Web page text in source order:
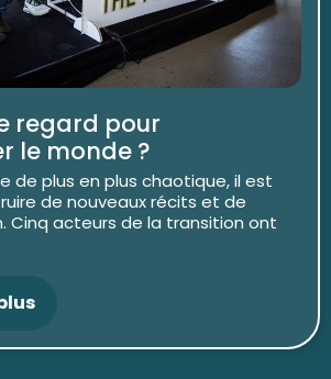
regard pour
le monde ?
de plus en plus chaotique, il est
de nouveaux récits et de
Cinq acteurs de la transition ont